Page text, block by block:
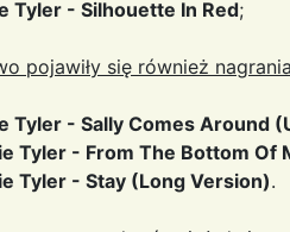
Tyler - Silhouette In Red;
pojawiły się również
Tyler - Sally Comes Around
Tyler - From The Bottom Of
Tyler - Stay (Long Version).